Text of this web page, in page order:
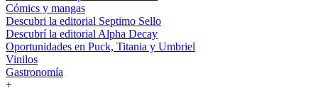
Cómics y mangas
Descubri la editorial Septimo Sello
Descubrí la editorial Alpha Decay
Oportunidades en Puck, Titania y Umbriel
Vinilos
Gastronomía
+